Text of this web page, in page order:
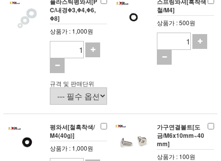
C/내경Φ3,Φ4,Φ6,
Φ8]
상품가 : 1,000원
규격 및 판매단위
철/M4]
상품가 : 500원
평와셔[철흑착색/
M4(40g)]
상품가 : 1,000원
가구연결볼트[도
금/M6x10mm~40
mm]
상품가 : 100원